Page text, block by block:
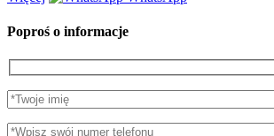
Poproś o informacje